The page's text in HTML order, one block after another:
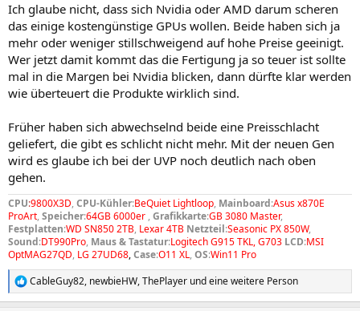
Ich glaube nicht, dass sich Nvidia oder AMD darum scheren
das einige kostengünstige GPUs wollen. Beide haben sich ja
mehr oder weniger stillschweigend auf hohe Preise geeinigt.
Wer jetzt damit kommt das die Fertigung ja so teuer ist sollte
mal in die Margen bei Nvidia blicken, dann dürfte klar werden
wie überteuert die Produkte wirklich sind.
Früher haben sich abwechselnd beide eine Preisschlacht
geliefert, die gibt es schlicht nicht mehr. Mit der neuen Gen
wird es glaube ich bei der UVP noch deutlich nach oben
gehen.
CPU:9800X3D, CPU-Kühler:BeQuiet Lightloop, Mainboard:Asus x870E
ProArt, Speicher:64GB 6000er , Grafikkarte:GB 3080 Master,
Festplatten:WD SN850 2TB, Lexar 4TB Netzteil:Seasonic PX 850W,
Sound:DT990Pro, Maus & Tastatur:Logitech G915 TKL, G703 LCD:MSI
OptMAG27QD, LG 27UD68,Case:O11 XL, OS:Win11 Pro
R
e
CableGuy82, newbieHW,ThePlayer und eine weitere Person